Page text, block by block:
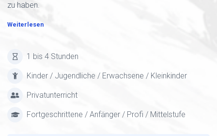
zu haben.
Weiterlesen
1 bis 4 Stunden
Kinder / Jugendliche / Erwachsene / Kleinkinder
Privatunterricht
Fortgeschrittene / Anfänger / Profi / Mittelstufe